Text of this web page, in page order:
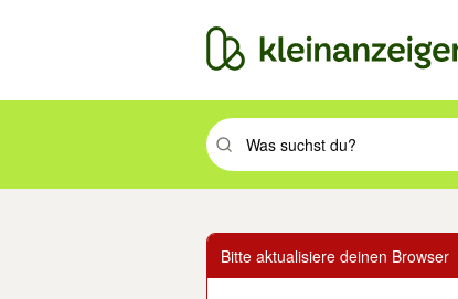
Suchbegriff eingeben.
Bitte aktualisiere deinen Browser